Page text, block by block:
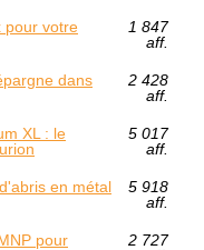
pour votre
1 847
aff.
dans
2 428
aff.
XL : le
5 017
aff.
en métal
5 918
aff.
pour
2 727